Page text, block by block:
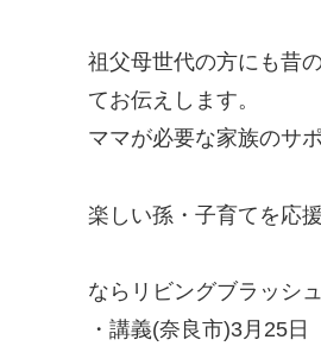
祖父母世代の方にも昔
てお伝えします。
ママが必要な家族のサ
楽しい孫・子育てを応
ならリビングブラッシ
・講義(奈良市)3月25